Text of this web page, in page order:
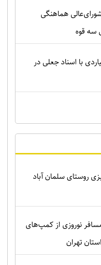
هماهنگی
سه قوه
با اسناد جعلی در
روستای سلمان آباد
هزار مسافر نوروزی از کمپ‌های
تهران